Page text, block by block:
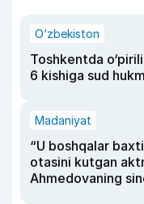
O‘zbekiston
Toshkentda
6 kishiga sud
Madaniyat
“U boshqalar
otasini kutgan
Ahmedovaning